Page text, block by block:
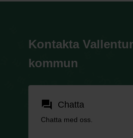
Kontakta
kommun
forum Chatta
Chatta med oss.